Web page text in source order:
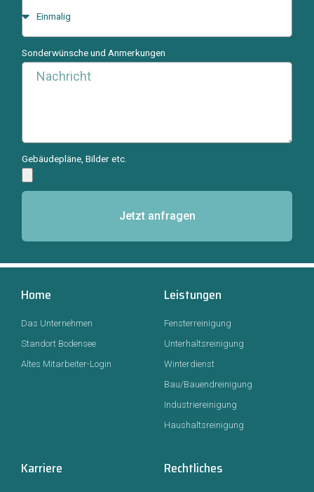
Sonderwünsche und Anmerkungen
Gebäudepläne, Bilder etc.
Jetzt anfragen
Home
Das Unternehmen
Standort Bodensee
Altes Mitarbeiter-Login
Leistungen
Fensterreinigung
Unterhaltsreinigung
Winterdienst
Bau/Bauendreinigung
Industriereinigung
Haushaltsreinigung
Karriere Rechtliches